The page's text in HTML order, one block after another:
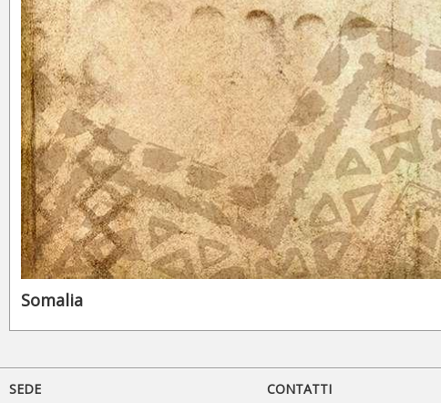
Somalia
SEDE CONTATTI